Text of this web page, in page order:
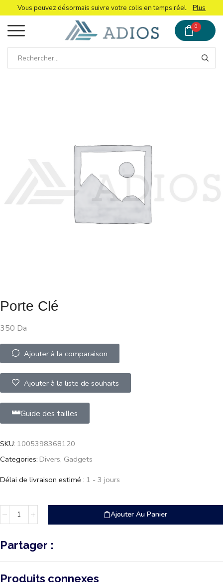
Vous pouvez désormais suivre votre colis en temps réel. Plus
0
Porte Clé
350 Da
Ajouter à la comparaison
Ajouter à la liste de souhaits
Guide des tailles
SKU: 1005398368120
Categories: Divers, Gadgets
Délai de livraison estimé : 1 - 3 jours
Ajouter Au Panier
Partager :
Produits connexes